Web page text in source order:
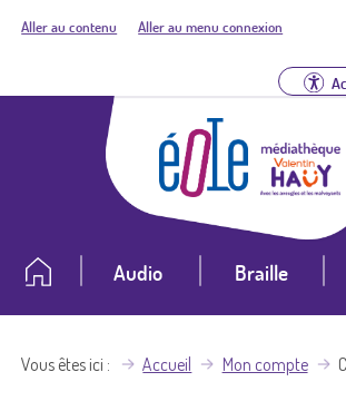
Aller au contenu Aller au menu connexion
Audio Braille
Vous êtes ici Accueil Mon compte